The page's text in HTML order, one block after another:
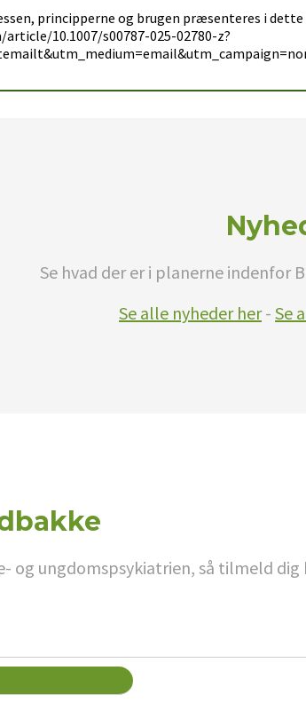
principperne og brugen præsenteres i
10.1007/s00787-025-02780-z?
Se hvad der er i planerne indenfor
Se alle nyheder her- Se
og ungdomspsykiatrien, så tilmeld